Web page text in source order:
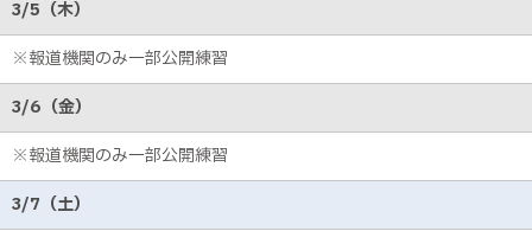
3/5（木）
※報道機関のみ一部公開練習
3/6（金）
※報道機関のみ一部公開練習
3/7（土）